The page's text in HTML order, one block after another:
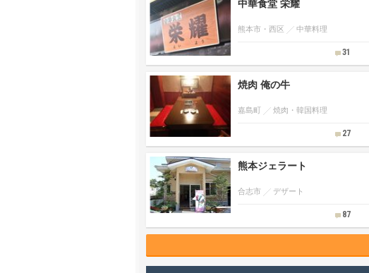
中華食堂 栄耀
熊本市・西区 中華料理
31
焼肉 俺の牛
嘉島町 焼肉・韓国料理
27
熊本ジェラート
合志市 デザート
87